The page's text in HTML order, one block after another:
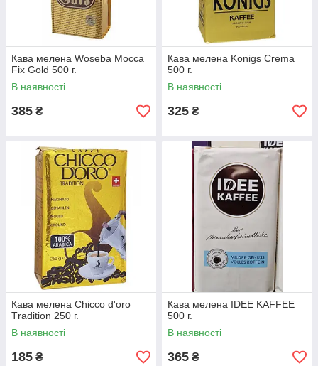
Кава мелена Woseba Mocca
Fix Gold 500 г.
В наявності
385 ₴
Кава мелена Konigs Crema
500 г.
В наявності
325 ₴
Кава мелена Chicco d'oro
Тradition 250 г.
В наявності
185 ₴
Кава мелена IDEE KAFFEE
500 г.
В наявності
365 ₴